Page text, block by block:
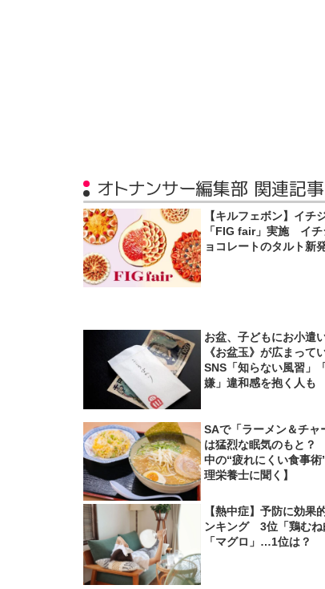
オトナンサー編集部 関連記事
【キルフェボン】イチ
「FIG fair」実施 イチ
ョコレートのタルト新
お盆、子どもにお小遣
《お盆玉》が広まって
SNS「知らない風習」
嫌」違和感を抱く人も
SAで「ラーメン＆チャ
は猛烈な眠気のもと
中の“疲れにくい食事術
理栄養士に聞く】
【熱中症】予防に効果
ンキング 3位「鶏むね
「マグロ」…1位は？